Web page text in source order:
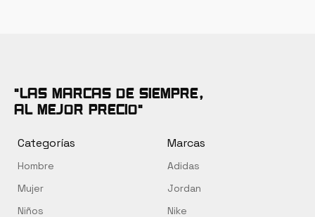
opciones
se
"Las marcas de siempre,
al mejor precio"
Categorías
Hombre
Mujer
Niños
Marcas
Adidas
Jordan
Nike